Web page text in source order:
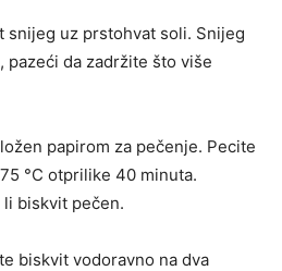
snijeg uz prstohvat soli. Snijeg
pazeći da zadržite što više
papirom za pečenje. Pecite
°C otprilike 40 minuta.
biskvit pečen.
biskvit vodoravno na dva